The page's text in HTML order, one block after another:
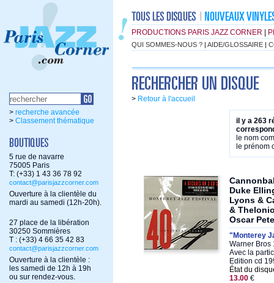
PRODUCTIONS PARIS JAZZ CORNER
QUI SOMMES-NOUS ? | AIDE/GLOSSAIRE |
> recherche avancée
> Classement thématique
5 rue de navarre
75005 Paris
T: (+33) 1 43 36 78 92
contact@parisjazzcorner.com
Ouverture à la clientèle du
mardi au samedi (12h-20h).
27 place de la libération
30250 Sommières
T : (+33) 4 66 35 42 83
contact@parisjazzcorner.com
Ouverture à la clientèle :
les samedi de 12h à 19h
ou sur rendez-vous.
> Retour à l'accueil
il y a 263
le nom
le prénom
Duke
Lyons &
&
Oscar
"Monterey
Warner Bros
Avec la
Edition cd
État du
13.00 €